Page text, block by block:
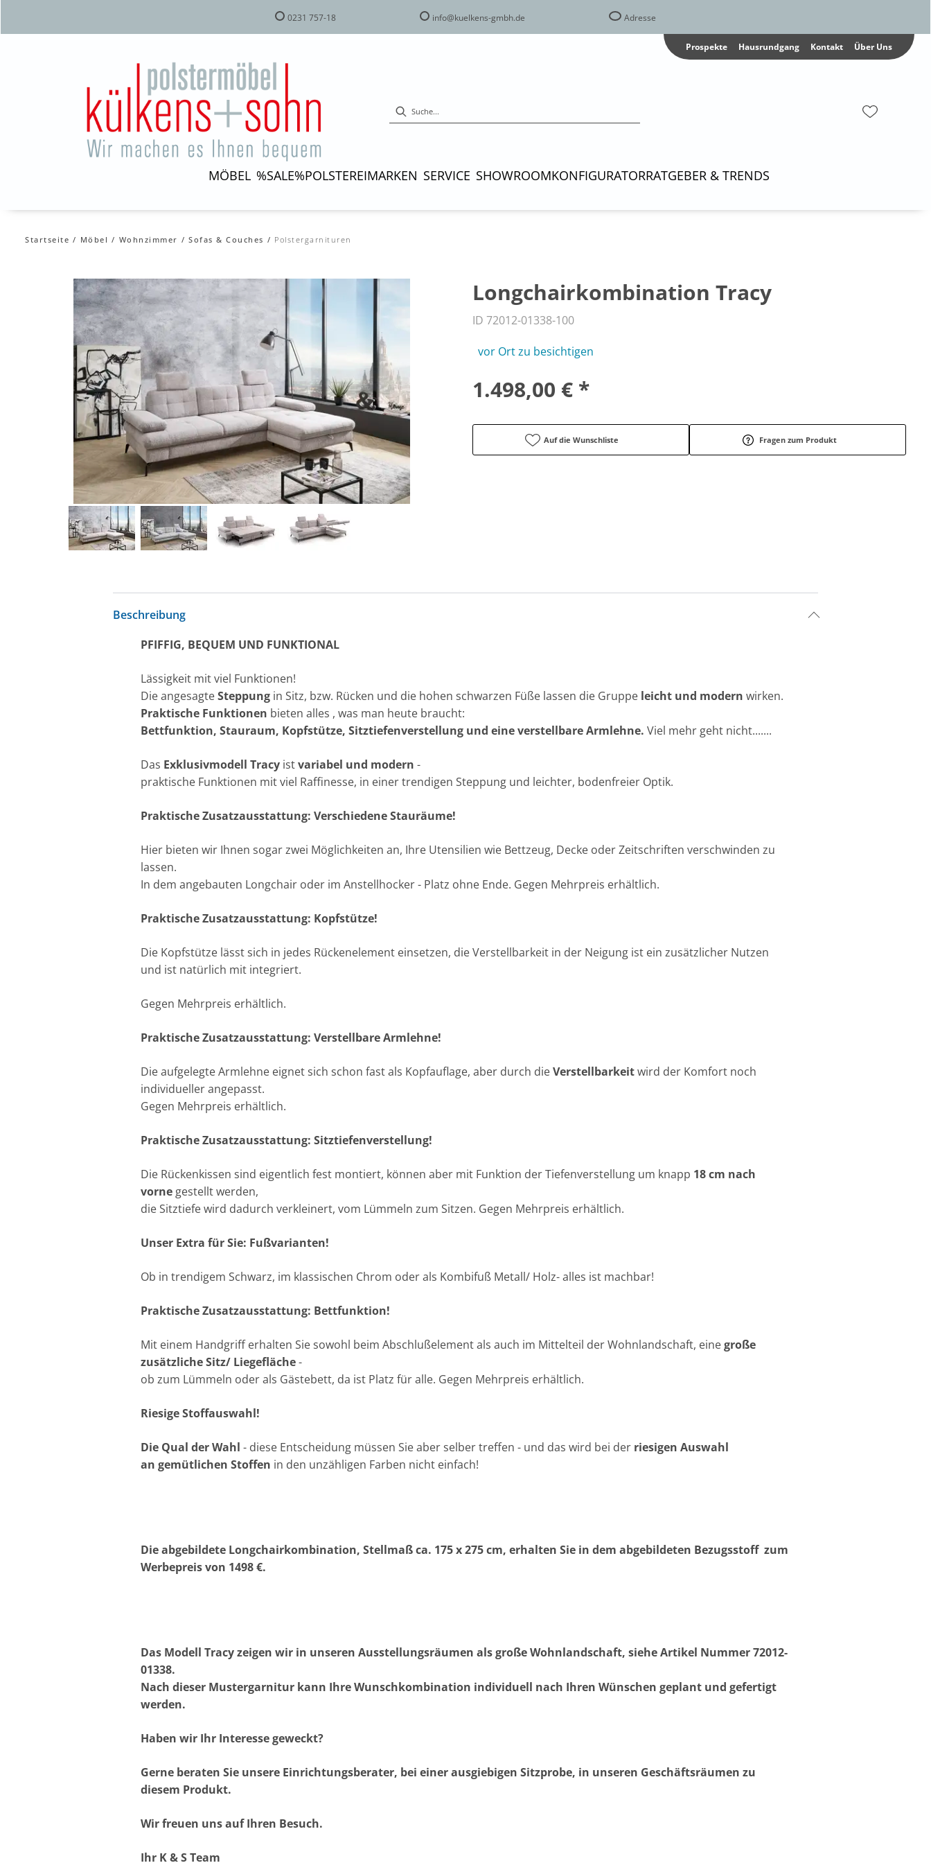
0231 757-18 info@kuelkens-gmbh.de Adresse
Prospekte Hausrundgang Kontakt Über Uns
MÖBEL %SALE%POLSTEREIMARKEN SERVICE SHOWROOMKONFIGURATORRATGEBER & TRENDS
Startseite Möbel Wohnzimmer Sofas & Couches Polstergarnituren
Longchairkombination Tracy
ID 72012-01338-100
vor Ort zu besichtigen
1.498,00 € *
Auf die Wunschliste Fragen zum Produkt
Beschreibung
PFIFFIG, BEQUEM UND FUNKTIONAL
Lässigkeit mit viel Funktionen!
Die angesagteSteppung in Sitz, bzw. Rücken und die hohen schwarzen Füße lassen die Gruppe leicht und modernwirken.
Praktische Funktionen bieten alles , was man heute braucht:
Bettfunktion, Stauraum, Kopfstütze, Sitztiefenverstellung und eine verstellbare Armlehne.Viel mehr geht nicht.......
Das Exklusivmodell Tracy istvariabel und modern-
praktische Funktionen mit viel Raffinesse, in einer trendigen Steppung und leichter, bodenfreier Optik.
Praktische Zusatzausstattung: Verschiedene Stauräume!
Hier bieten wir Ihnen sogar zwei Möglichkeiten an, Ihre Utensilien wie Bettzeug, Decke oder Zeitschriften verschwinden zu
lassen.
In dem angebauten Longchair oder im Anstellhocker - Platz ohne Ende. Gegen Mehrpreis erhältlich.
Praktische Zusatzausstattung: Kopfstütze!
Die Kopfstütze lässt sich in jedes Rückenelement einsetzen, die Verstellbarkeit in der Neigung ist ein zusätzlicher Nutzen
und ist natürlich mit integriert.
Gegen Mehrpreis erhältlich.
Praktische Zusatzausstattung: Verstellbare Armlehne!
Die aufgelegte Armlehne eignet sich schon fast als Kopfauflage, aber durch dieVerstellbarkeitwird der Komfort noch
individueller angepasst.
Gegen Mehrpreis erhältlich.
Praktische Zusatzausstattung: Sitztiefenverstellung!
Die Rückenkissen sind eigentlich fest montiert, können aber mit Funktion der Tiefenverstellung um knapp 18 cm nach
vorne gestellt werden,
die Sitztiefe wird dadurch verkleinert, vom Lümmeln zum Sitzen. Gegen Mehrpreis erhältlich.
Unser Extra für Sie: Fußvarianten!
Ob in trendigem Schwarz, im klassischen Chrom oder als Kombifuß Metall/ Holz- alles ist machbar!
Praktische Zusatzausstattung: Bettfunktion!
Mit einem Handgriff erhalten Sie sowohl beim Abschlußelement als auch im Mittelteil der Wohnlandschaft, einegroße
zusätzliche Sitz/ Liegefläche-
ob zum Lümmeln oder als Gästebett, da ist Platz für alle. Gegen Mehrpreis erhältlich.
Riesige Stoffauswahl!
Die Qual der Wahl- diese Entscheidung müssen Sie aber selber treffen - und das wird bei der riesigen Auswahl
an gemütlichen Stoffen in den unzähligen Farben nicht einfach!
Die abgebildete Longchairkombination, Stellmaß ca. 175 x 275 cm, erhalten Sie in dem abgebildeten Bezugsstoff zum
Werbepreis von 1498 €.
Das Modell Tracy zeigen wir in unseren Ausstellungsräumen als große Wohnlandschaft, siehe Artikel Nummer 72012-
01338.
Nach dieser Mustergarnitur kann Ihre Wunschkombination individuell nach Ihren Wünschen geplant und gefertigt
werden.
Haben wir Ihr Interesse geweckt?
Gerne beraten Sie unsere Einrichtungsberater, bei einer ausgiebigen Sitzprobe, in unseren Geschäftsräumen zu
diesem Produkt.
Wir freuen uns auf Ihren Besuch.
Ihr K & S Team